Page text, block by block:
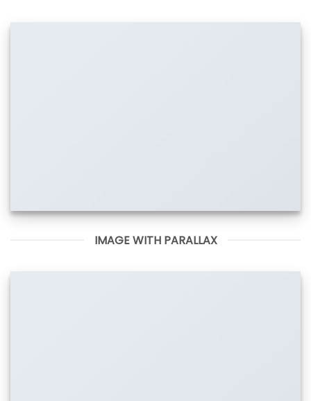
IMAGE WITH PARALLAX